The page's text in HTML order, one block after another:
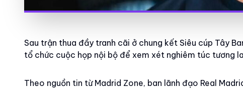
Sau trận thua đầy tranh cãi ở chung kết Siêu cúp Tây
tổ chức cuộc họp nội bộ để xem xét nghiêm túc tương
Theo nguồn tin từ Madrid Zone, ban lãnh đạo Real